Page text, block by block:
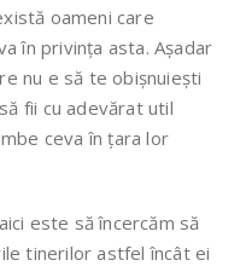
oameni care
în privința asta. Așadar
nu e să te obișnuiești
fii cu adevărat util
ceva în țara lor
este să încercăm să
tinerilor astfel încât ei